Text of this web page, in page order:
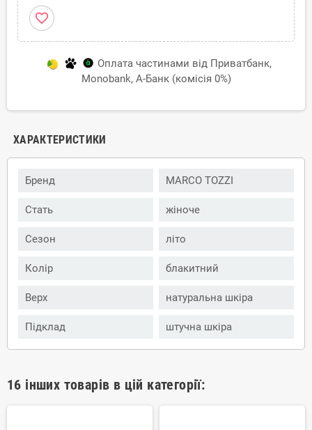
favorite_border
Оплата частинами від Приватбанк,
Monobank, А-Банк (комісія 0%)
ХАРАКТЕРИСТИКИ
Бренд MARCO TOZZI
Стать жіноче
Сезон літо
Колір блакитний
Верх натуральна шкіра
Підклад штучна шкіра
16 інших товарів в цій категорії: